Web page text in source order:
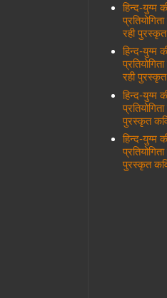
हिन्द-युग्म
रही
हिन्द-युग्म
रही
हिन्द-युग्म
पुरस्कृत
हिन्द-युग्म
पुरस्कृत